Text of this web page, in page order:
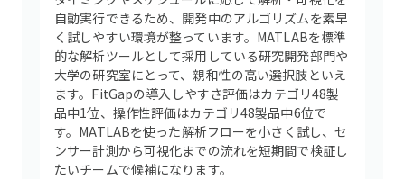
自動実行できるため、開発中のアルゴリズムを素早
く試しやすい環境が整っています。MATLABを標準
的な解析ツールとして採用している研究開発部門や
大学の研究室にとって、親和性の高い選択肢といえ
ます。FitGapの導入しやすさ評価はカテゴリ48製
品中1位、操作性評価はカテゴリ48製品中6位で
す。MATLABを使った解析フローを小さく試し、セ
ンサー計測から可視化までの流れを短期間で検証し
たいチームで候補になります。